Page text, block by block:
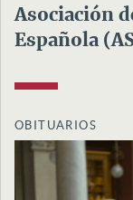
Asociación
Española
OBITUARIOS